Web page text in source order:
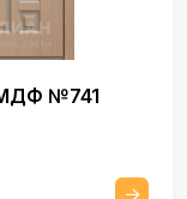
МДФ №741